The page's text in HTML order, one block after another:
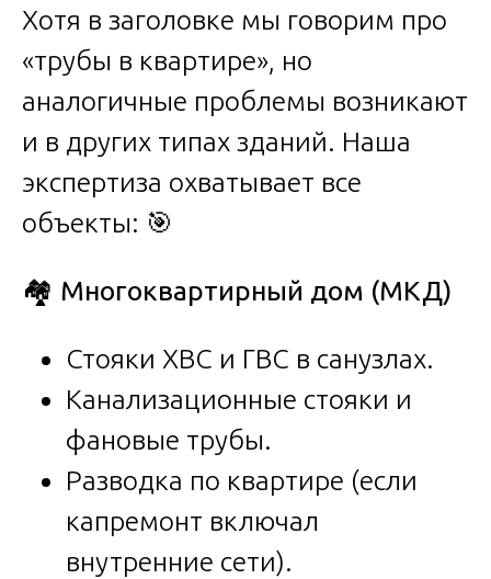
Хотя в заголовке мы говорим про
«трубы в квартире», но
аналогичные проблемы возникают
и в других типах зданий. Наша
экспертиза охватывает все
объекты: 🎯
🏘 ️ Многоквартирный дом (МКД)
Стояки ХВС и ГВС в санузлах.
Канализационные стояки и
фановые трубы.
Разводка по квартире (если
капремонт включал
внутренние сети).